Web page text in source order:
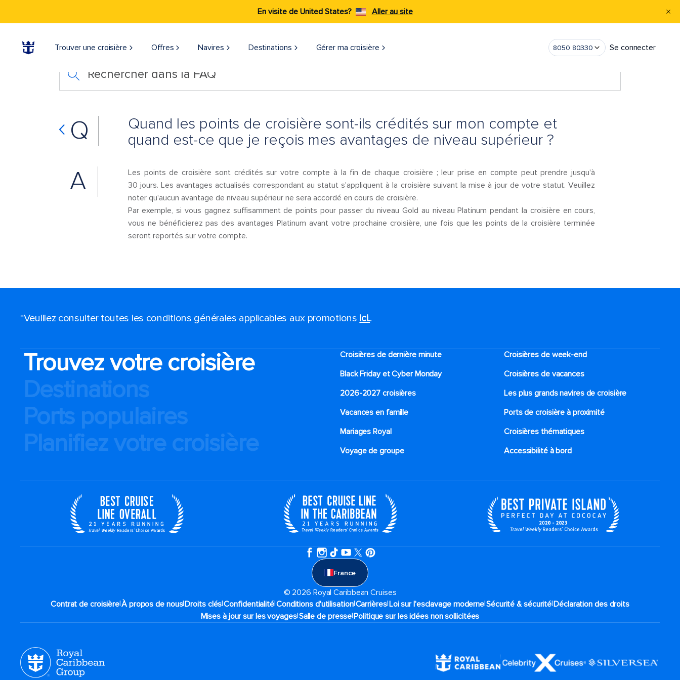
En visite de United States? Aller au site
Trouver une croisière Offres Navires Destinations Gérer ma croisière 8050 80330 Se connecter
Rechercher dans la FAQ
Q
Quand les points de croisière sont-ils crédités sur mon compte et
quand est-ce que je reçois mes avantages de niveau supérieur ?
A
Les points de croisière sont crédités sur votre compte à la fin de chaque croisière ; leur prise en compte peut prendre jusqu'à
30 jours. Les avantages actualisés correspondant au statut s'appliquent à la croisière suivant la mise à jour de votre statut. Veuillez
noter qu'aucun avantage de niveau supérieur ne sera accordé en cours de croisière.
Par exemple, si vous gagnez suffisamment de points pour passer du niveau Gold au niveau Platinum pendant la croisière en cours,
vous ne bénéficierez pas des avantages Platinum avant votre prochaine croisière, une fois que les points de la croisière terminée
seront reportés sur votre compte.
*Veuillez consulter toutes les conditions générales applicables aux promotions ici..
Trouvez votre croisière
Destinations
Ports populaires
Planifiez votre croisière
Croisières de dernière minute
Croisières de week-end
Black Friday et Cyber Monday
Croisières de vacances
2026-2027 croisières
Les plus grands navires de croisière
Vacances en famille
Ports de croisière à proximité
Mariages Royal
Croisières thématiques
Voyage de groupe​
Accessibilité à bord​
France
© 2026 Royal Caribbean Cruises
Contrat de croisière|À propos de nous|Droits clés|Confidentialité|Conditions d'utilisation|Carrières|Loi sur l'esclavage moderne|Sécurité & sécurité|Déclaration des droits
Mises à jour sur les voyages|Salle de presse|Politique sur les idées non sollicitées